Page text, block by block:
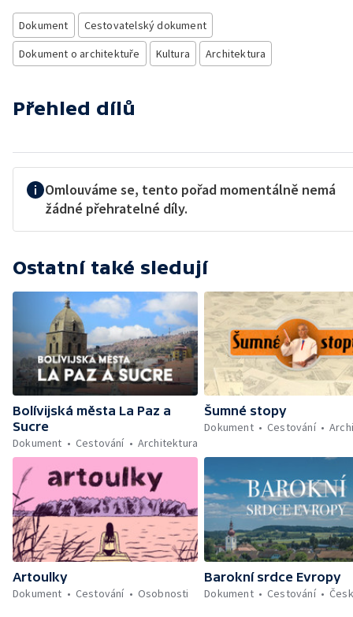
Dokument
Cestovatelský dokument
Dokument o architektuře
Kultura Architektura
Přehled dílů
Omlouváme se, tento pořad momentálně nemá
žádné přehratelné díly.
Ostatní také sledují
Bolívijská města La Paz a
Sucre
Dokument
Cestování Architektura
Šumné stopy
Dokument
Cestování
Artoulky
Dokument
Cestování Osobnosti
Barokní srdce Evropy
Dokument
Cestování